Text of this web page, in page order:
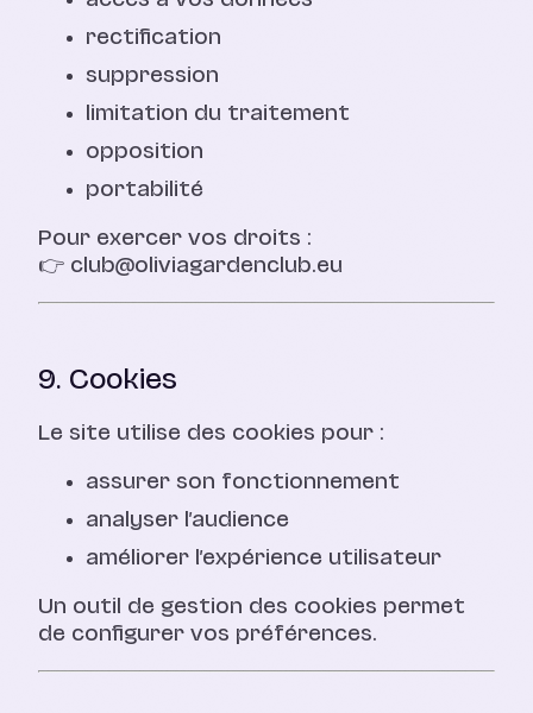
rectification
suppression
limitation du traitement
opposition
portabilité
Pour exercer vos droits :
👉 club@oliviagardenclub.eu
9. Cookies
Le site utilise des cookies pour :
assurer son fonctionnement
analyser l’audience
améliorer l’expérience utilisateur
Un outil de gestion des cookies permet
de configurer vos préférences.